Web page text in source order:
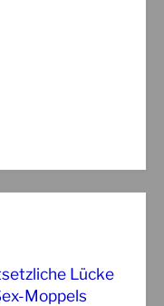
Lücke
Moppels